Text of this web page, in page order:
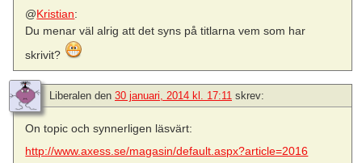
@Kristian:
Du menar väl alrig att det syns på titlarna vem som har
skrivit?
Liberalen den 30 januari, 2014 kl. 17:11 skrev:
On topic och synnerligen läsvärt:
http://www.axess.se/magasin/default.aspx?article=2016